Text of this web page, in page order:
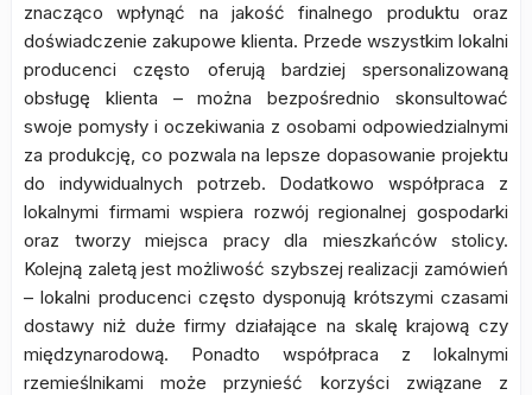
znacząco wpłynąć na jakość finalnego produktu oraz
doświadczenie zakupowe klienta. Przede wszystkim lokalni
producenci często oferują bardziej spersonalizowaną
obsługę klienta – można bezpośrednio skonsultować
swoje pomysły i oczekiwania z osobami odpowiedzialnymi
za produkcję, co pozwala na lepsze dopasowanie projektu
do indywidualnych potrzeb. Dodatkowo współpraca z
lokalnymi firmami wspiera rozwój regionalnej gospodarki
oraz tworzy miejsca pracy dla mieszkańców stolicy.
Kolejną zaletą jest możliwość szybszej realizacji zamówień
– lokalni producenci często dysponują krótszymi czasami
dostawy niż duże firmy działające na skalę krajową czy
międzynarodową. Ponadto współpraca z lokalnymi
rzemieślnikami może przynieść korzyści związane z